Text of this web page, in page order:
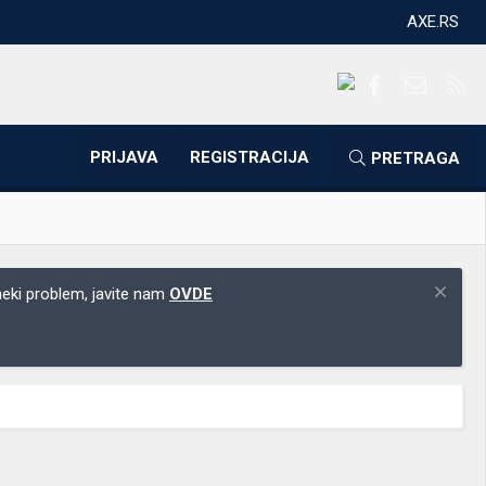
AXE.RS
PRIJAVA REGISTRACIJA PRETRAGA
problem, javite nam OVDE